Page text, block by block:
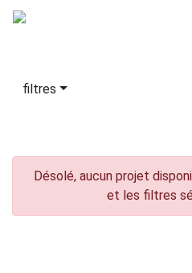
filtres
Désolé, aucun projet
et les filtres